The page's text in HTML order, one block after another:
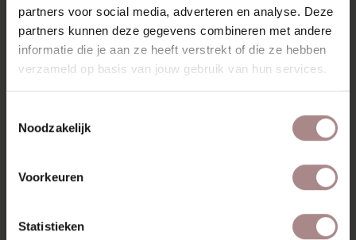
partners voor social media, adverteren en analyse. Deze
partners kunnen deze gegevens combineren met andere
informatie die je aan ze heeft verstrekt of die ze hebben
verzameld op basis van jouw gebruik van hun services.
Noodzakelijk
Voorkeuren
Statistieken
STOFSTAAL BLOQ
VANAF